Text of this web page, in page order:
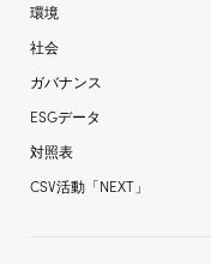
環境
社会
ガバナンス
ESGデータ
対照表
CSV活動「NEXT」